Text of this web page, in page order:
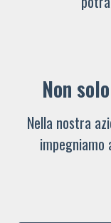
Non
Nella nostra